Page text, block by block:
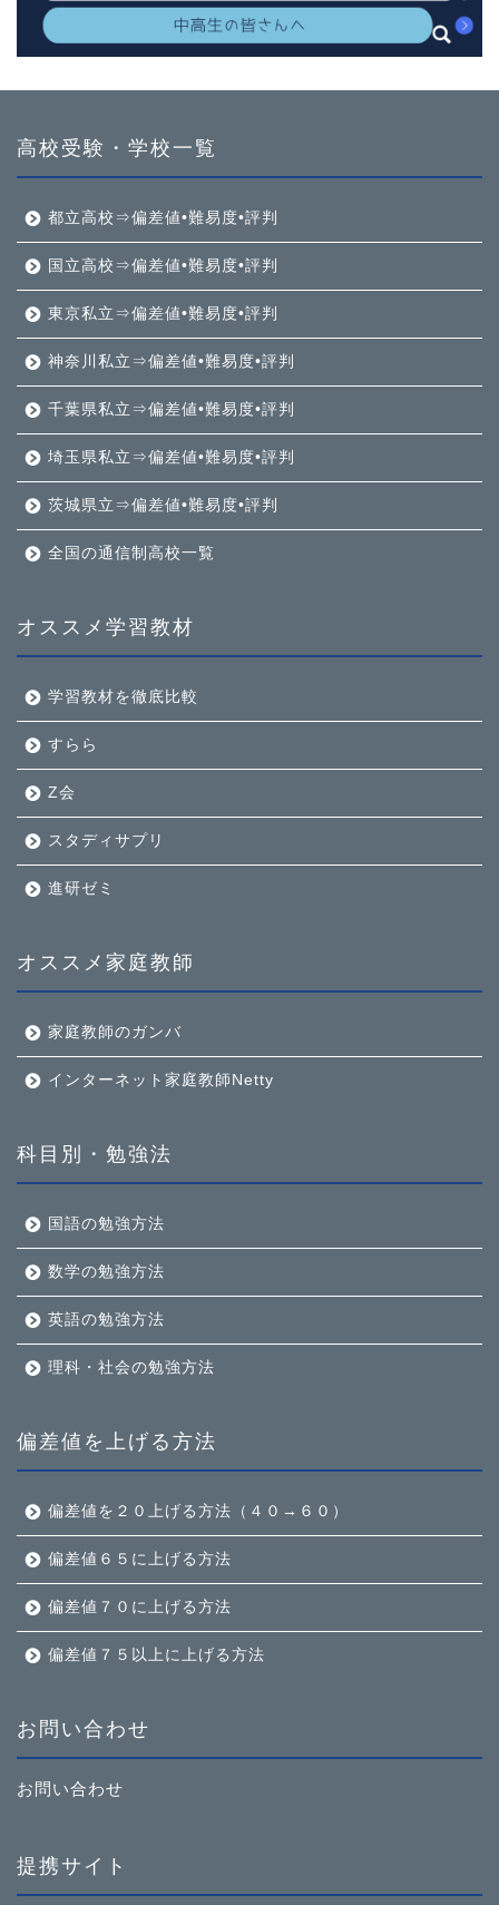
高校受験・学校一覧
都立高校⇒偏差値•難易度•評判
国立高校⇒偏差値•難易度•評判
東京私立⇒偏差値•難易度•評判
神奈川私立⇒偏差値•難易度•評判
千葉県私立⇒偏差値•難易度•評判
埼玉県私立⇒偏差値•難易度•評判
茨城県立⇒偏差値•難易度•評判
全国の通信制高校一覧
オススメ学習教材
学習教材を徹底比較
すらら
Z会
スタディサプリ
進研ゼミ
オススメ家庭教師
家庭教師のガンバ
インターネット家庭教師Netty
科目別・勉強法
国語の勉強方法
数学の勉強方法
英語の勉強方法
理科・社会の勉強方法
偏差値を上げる方法
偏差値を２０上げる方法（４０→６０）
偏差値６５に上げる方法
偏差値７０に上げる方法
偏差値７５以上に上げる方法
お問い合わせ
お問い合わせ
提携サイト